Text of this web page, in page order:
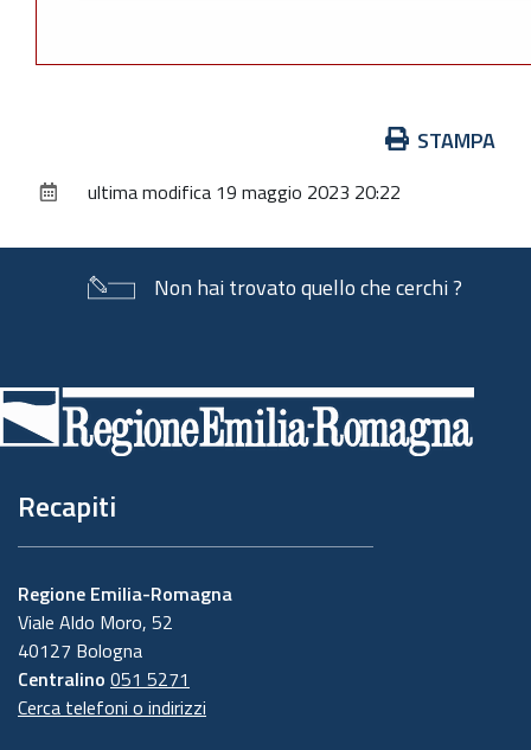
documento
STAMPA
ultima modifica 19 maggio 2023 20:22
Non hai trovato quello che cerchi ?
di
pagina
Recapiti
Regione Emilia-Romagna
Viale Aldo Moro, 52
40127 Bologna
Centralino 051 5271
Cerca telefoni o indirizzi